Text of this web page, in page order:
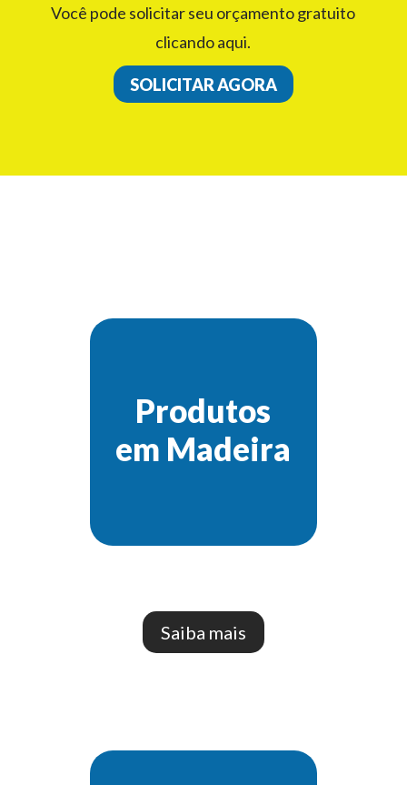
Você pode solicitar seu orçamento gratuito
clicando aqui.
SOLICITAR AGORA
Produtos
em Madeira
Saiba mais